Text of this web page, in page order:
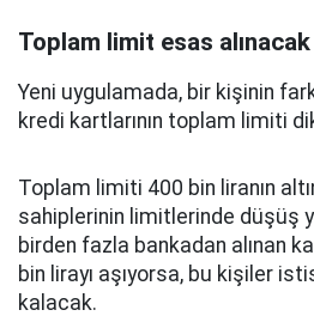
Toplam limit esas alınacak
Yeni uygulamada, bir kişinin
kredi kartlarının toplam limiti
Toplam limiti 400 bin liranın
sahiplerinin limitlerinde düşüş
birden fazla bankadan alınan
bin lirayı aşıyorsa, bu kişiler
kalacak.